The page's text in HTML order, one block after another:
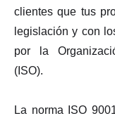
clientes que tus
legislación y con
por la
(ISO).
La norma ISO